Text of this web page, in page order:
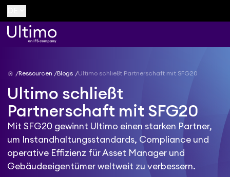
home Ressourcen Blogs Ultimo schließt Partnerschaft mit SFG20
Ultimo schließt
Partnerschaft mit SFG20
Mit SFG20 gewinnt Ultimo einen starken Partner,
um Instandhaltungsstandards, Compliance und
operative Effizienz für Asset Manager und
Gebäudeeigentümer weltweit zu verbessern.